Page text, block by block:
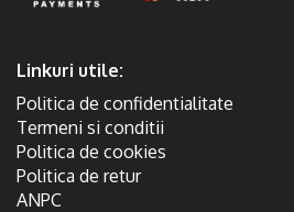
Linkuri utile:
Politica de confidentialitate
Termeni si conditii
Politica de cookies
Politica de retur
ANPC